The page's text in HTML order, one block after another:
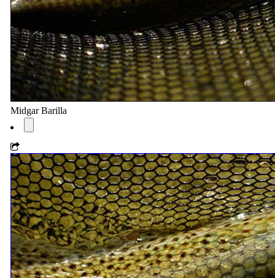
Midgar Barilla